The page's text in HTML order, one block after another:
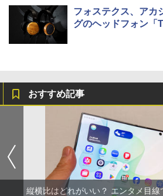
フォステクス、アカ
グのヘッドフォン「
おすすめ記事
縦横比はどれがいい？ エンタメ目線